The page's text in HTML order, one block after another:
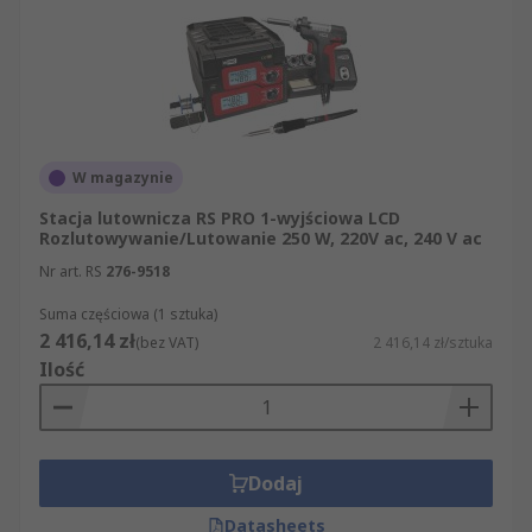
demontować elementy z płytek. Modele
wielofunkcyjne mogą łączyćlutowanie
rozlutowywanie i gorące powietrze w jednym
Na co zwrócić uwagę przy wyborze?
Dobór stacji lutowniczej powinien wynikać z
rodzaju pracy, elementów, z którymi będzie
używana, oraz wymagań stanowiska.
Przed zakupem sprawdź przede wszystkim:
obsługiwane zadania– lutowanie,
rozlutowywanie, gorące powietrze lub
moc znamionową– wpływającą na
szybkość nagrzewania i stabilność pracy
W magazynie
Stacja lutownicza RS PRO 1-wyjściowa LCD
Rozlutowywanie/Lutowanie 250 W, 220V ac, 240 V ac
Nr art. RS 276-9518
Suma częściowa (1 sztuka)
2 416,14 zł(bez VAT) 2 416,14 zł/sztuka
Ilość
Dodaj
Datasheets